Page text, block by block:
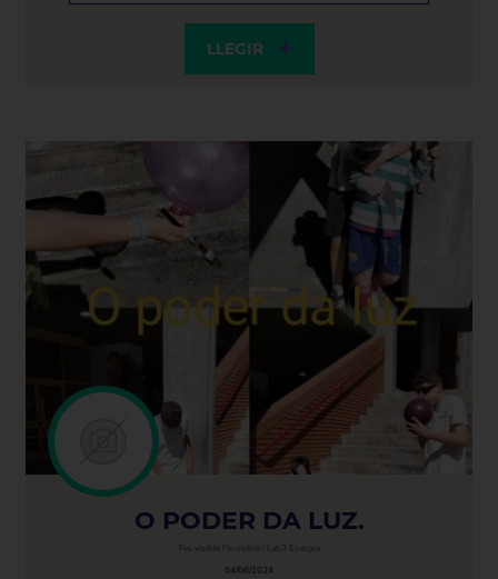
LLEGIR
O PODER DA LUZ.
Fes visible l'invisible / Lab3 Energia
04/06/2024